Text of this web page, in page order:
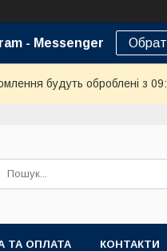
- Messenger
будуть оброблені з
ТА ОПЛАТА КОНТАКТИ